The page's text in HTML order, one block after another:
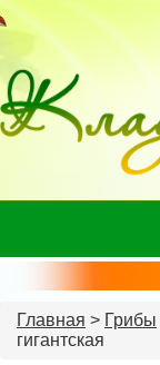
Главная > Грибы
гигантская